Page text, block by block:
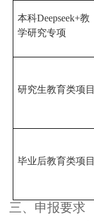
本科Deepseek+教
学研究专项
研究生教育类项目
毕业后教育类项目
三、 申报要求